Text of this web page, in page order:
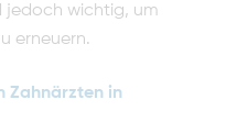
jedoch wichtig, um
erneuern.
Zahnärzten in